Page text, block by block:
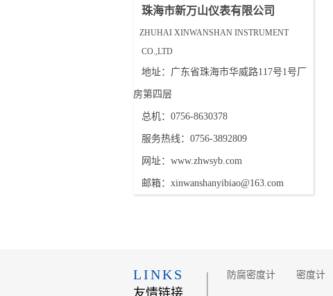
珠海市新万山仪表有限公司
ZHUHAI XINWANSHAN INSTRUMENT
CO.,LTD
地址：广东省珠海市华威路117号1号厂
房第四层
总机：0756-8630378
服务热线：0756-3892809
网址：www.zhwsyb.com
邮箱：xinwanshanyibiao@163.com
LINKS
友情链接
防腐密度计 密度计